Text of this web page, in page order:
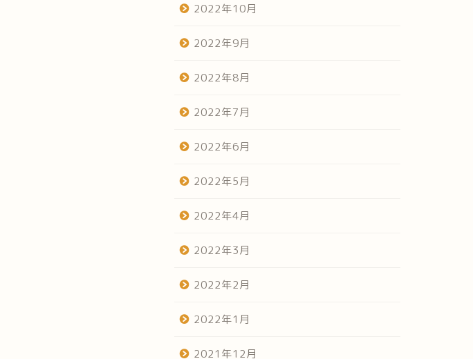
2022年10月
2022年9月
2022年8月
2022年7月
2022年6月
2022年5月
2022年4月
2022年3月
2022年2月
2022年1月
2021年12月